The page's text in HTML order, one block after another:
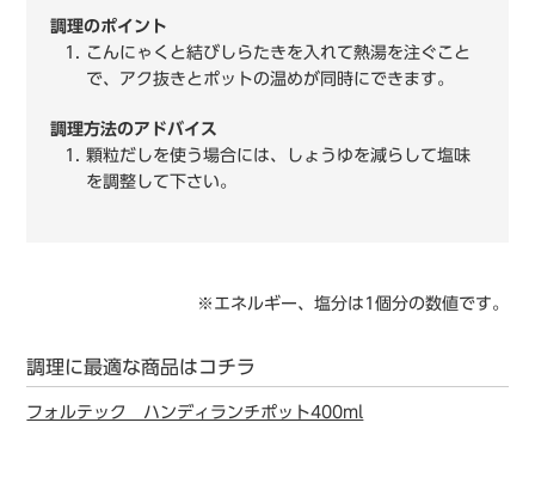
調理のポイント
こんにゃくと結びしらたきを入れて熱湯を注ぐこと
で、アク抜きとポットの温めが同時にできます。
調理方法のアドバイス
顆粒だしを使う場合には、しょうゆを減らして塩味
を調整して下さい。
※エネルギー、塩分は1個分の数値です。
調理に最適な商品はコチラ
フォルテック ハンディランチポット400ml